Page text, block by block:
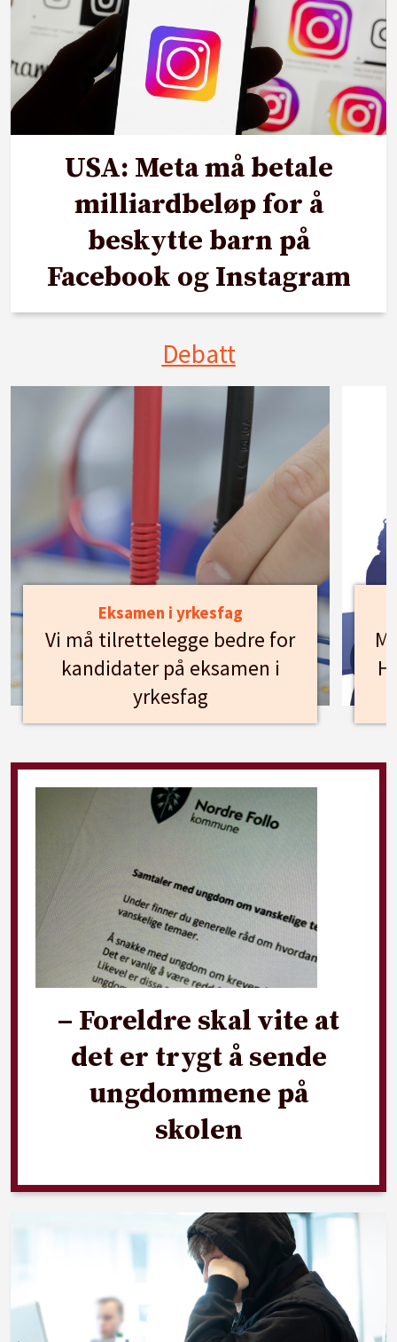
USA: Meta må betale
milliardbeløp for å
beskytte barn på
Facebook og Instagram
Debatt
Eksamen i yrkesfag
Vi må tilrettelegge bedre for
kandidater på eksamen i
yrkesfag
– Foreldre skal vite at
det er trygt å sende
ungdommene på
skolen